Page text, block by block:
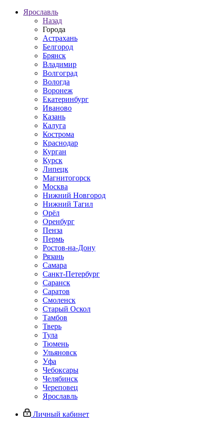
Ярославль
Назад
Города
Астрахань
Белгород
Брянск
Владимир
Волгоград
Вологда
Воронеж
Екатеринбург
Иваново
Казань
Калуга
Кострома
Краснодар
Курган
Курск
Липецк
Магнитогорск
Москва
Нижний Новгород
Нижний Тагил
Орёл
Оренбург
Пенза
Пермь
Ростов‑на‑Дону
Рязань
Самара
Санкт‑Петербург
Саранск
Саратов
Смоленск
Старый Оскол
Тамбов
Тверь
Тула
Тюмень
Ульяновск
Уфа
Чебоксары
Челябинск
Череповец
Ярославль
Личный кабинет